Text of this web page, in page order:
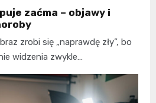
zaćma – objawy i
zrobi się „naprawdę zły”, bo
widzenia zwykle…